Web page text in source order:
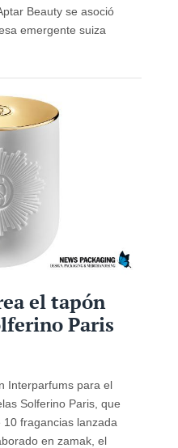
Beauty se asoció
emergente suiza
el tapón
Paris
Interparfums para el
Solferino Paris, que
fragancias lanzada
en zamak, el